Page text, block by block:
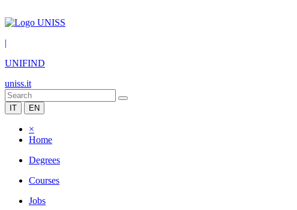
|
UNIFIND
uniss.it
IT EN
×
Home
Degrees
Courses
Jobs